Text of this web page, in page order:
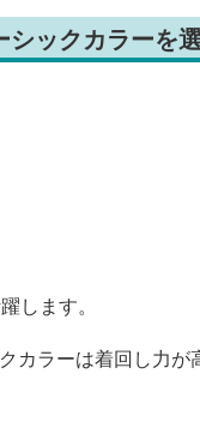
シックカラーを
します。
カラーは着回し力